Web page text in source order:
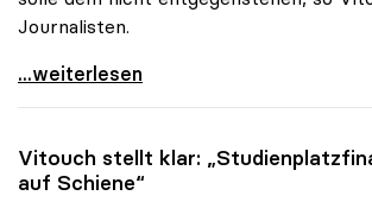
Journalisten.
Erhöhung des Uni-Budgets sollte auch
...weiterlesen
Vitouch stellt klar:
auf Schiene“